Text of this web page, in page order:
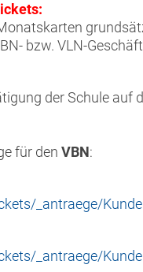
bzw. VLN-
der Schule auf
für den VBN:
_antraege/
_antraege/